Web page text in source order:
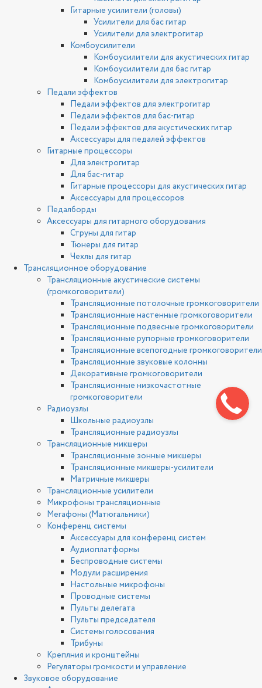
Гитарные усилители (головы)
Усилители для бас гитар
Усилители для электрогитар
Комбоусилители
Комбоусилители для акустических гитар
Комбоусилители для бас гитар
Комбоусилители для электрогитар
Педали эффектов
Педали эффектов для электрогитар
Педали эффектов для бас-гитар
Педали эффектов для акустических гитар
Аксессуары для педалей эффектов
Гитарные процессоры
Для электрогитар
Для бас-гитар
Гитарные процессоры для акустических гитар
Аксессуары для процессоров
Педалборды
Аксессуары для гитарного оборудования
Струны для гитар
Тюнеры для гитар
Чехлы для гитар
Трансляционное оборудование
Трансляционные акустические системы
(громкоговорители)
Трансляционные потолочные громкоговорители
Трансляционные настенные громкоговорители
Трансляционные подвесные громкоговорители
Трансляционные рупорные громкоговорители
Трансляционные всепогодные громкоговорители
Трансляционные звуковые колонны
Декоративные громкоговорители
Трансляционные низкочастотные
громкоговорители
Радиоузлы
Школьные радиоузлы
Трансляционные радиоузлы
Трансляционные микшеры
Трансляционные зонные микшеры
Трансляционные микшеры-усилители
Матричные микшеры
Трансляционные усилители
Микрофоны трансляционные
Мегафоны (Матюгальники)
Конференц системы
Аксессуары для конференц систем
Аудиоплатформы
Беспроводные системы
Модули расширения
Настольные микрофоны
Проводные системы
Пульты делегата
Пульты председателя
Системы голосования
Трибуны
Креплния и кронштейны
Регуляторы громкости и управление
Звуковое оборудование